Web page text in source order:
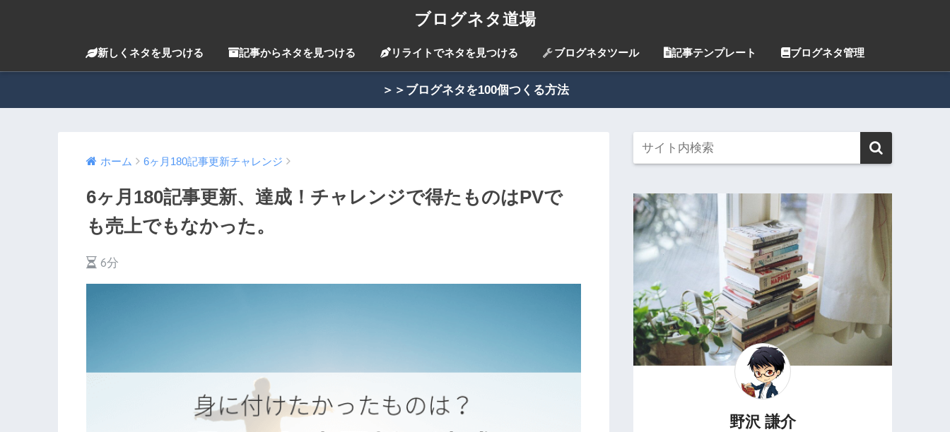
ブログネタ道場
新しくネタを見つける 記事からネタを見つける リライトでネタを見つける ブログネタツール 記事テンプレート ブログネタ管理
＞＞ブログネタを100個つくる方法
ホーム 6ヶ月180記事更新チャレンジ
6ヶ月180記事更新、達成！チャレンジで得たものはPVで
も売上でもなかった。
6分
野沢 謙介